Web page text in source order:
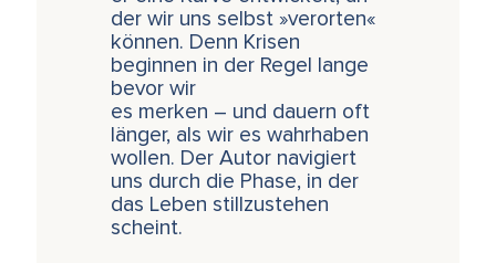
der wir uns selbst »verorten«
können. Denn Krisen
beginnen in der Regel lange
bevor wir
es merken – und dauern oft
länger, als wir es wahrhaben
wollen. Der Autor navigiert
uns durch die Phase, in der
das Leben stillzustehen
scheint.